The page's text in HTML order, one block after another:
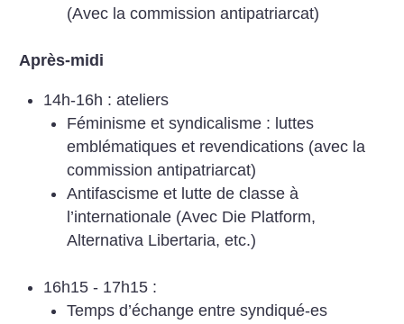
(Avec la commission antipatriarcat)
Après-midi
14h-16h : ateliers
Féminisme et syndicalisme : luttes
emblématiques et revendications (avec la
commission antipatriarcat)
Antifascisme et lutte de classe à
l’internationale (Avec Die Platform,
Alternativa Libertaria, etc.)
16h15 - 17h15 :
Temps d’échange entre syndiqué-es